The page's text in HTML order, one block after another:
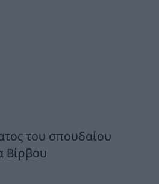
του σπουδαίου
Βίρβου